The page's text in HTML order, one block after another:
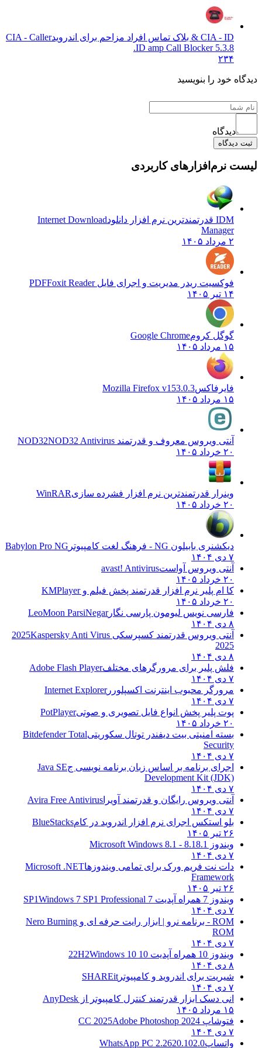
CIA - ID & بلاک تماس افراد مزاحم برای اندروید
CIA - Caller
ID amp Call Blocker 5.3.8.
۲۳۴
دیدگاه خود را بنویسید
دیدگاه
ثبت دیدگاه
لیست نرم‌افزارهای کاربردی
IDM قدرتمندترین نرم افزار دانلود
Internet Download
Manager
۲ مرداد ۱۴۰۵
فوکسیت ریدر مدیریت و اجرای فایل PDFFoxit Reader
۱۴ تیر ۱۴۰۵
گوگل کرومGoogle Chrome
۱۵ مرداد ۱۴۰۵
فایرفاکسMozilla Firefox v153.0.3
۱۵ مرداد ۱۴۰۵
آنتی ویروس معروف و قدرتمند NOD32 NOD32 Antivirus
۲۰ خرداد ۱۴۰۵
وینرار قدرتمندترین نرم افزار فشرده سازیWinRAR
۲۰ خرداد ۱۴۰۵
دیکشنری بابیلون NG - فرهنگ لغت کامپیوتر
Babylon Pro NG
۷ دی ۱۴۰۴
آنتی ویروس آواستavast! Antivirus
۲۰ خرداد ۱۴۰۵
کا ام پلیر نرم افزار قدرتمند پخش فیلم وKMPlayer
۲۰ خرداد ۱۴۰۵
فارسی نویس لیومون پارسی نگارLeoMoon ParsiNegar
۸ دی ۱۴۰۴
آنتی ویروس قدرتمند کسپرسکی 2025 Kaspersky Anti Virus
2025
۸ دی ۱۴۰۴
فلش پلیر برای مرورگرهای مختلفAdobe Flash Player
۷ دی ۱۴۰۴
مرورگر محبوب اینترنت اکسپلوررInternet Explorer
۷ دی ۱۴۰۴
پوت پلیر پخش انواع فایل تصویری و صوتیPotPlayer
۲۰ خرداد ۱۴۰۵
بسته امنیتی بیت دیفندر توتال سکوریتیBitdefender Total
Security
۷ دی ۱۴۰۴
اجرای برنامه بر اساس زبان برنامه نویسی جJava SE
Development Kit (JDK)
۷ دی ۱۴۰۴
آنتی ویروس رایگان و قدرتمند آویرا Avira Free Antivirus
۷ دی ۱۴۰۴
بلو استکس اجرای نرم افزار اندروید در کامBlueStacks
۲۶ تیر ۱۴۰۵
ویندوز 8.1
8.1 - Microsoft Windows 8.1
۷ دی ۱۴۰۴
دات نت فریم ورک برای تمامی ویندوزهاMicrosoft .NET
Framework
۲۶ تیر ۱۴۰۵
ویندوز 7 همراه آپدیت 7 SP1
Windows 7 SP1 Professional
۷ دی ۱۴۰۴
ROM - برنامه نرو | ابزار رایت حرفه ای و
Nero Burning
ROM
۷ دی ۱۴۰۴
ویندوز 10 همراه آپدیت 10 22H2
Windows 10
۸ دی ۱۴۰۴
شیریت برای اندروید و کامپیوتر SHAREit
۷ دی ۱۴۰۴
انی دسک ابزار قدرتمند کنترل کامپیوتر از AnyDesk
۱۵ مرداد ۱۴۰۵
فتوشاپ CC 2025 Adobe Photoshop 2024
۷ دی ۱۴۰۴
واتساپWhatsApp PC 2.2620.102.0